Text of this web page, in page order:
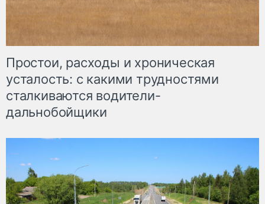
Простои, расходы и хроническая
усталость: с какими трудностями
сталкиваются водители-
дальнобойщики